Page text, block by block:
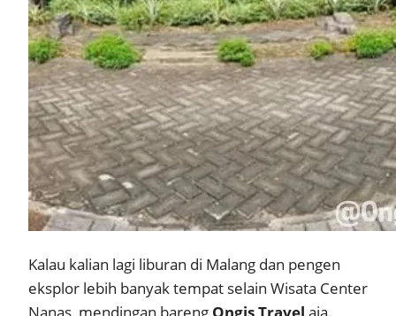
Kalau kalian lagi liburan di Malang dan pengen
eksplor lebih banyak tempat selain Wisata Center